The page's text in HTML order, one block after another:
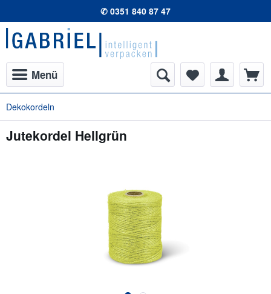
✆ 0351 840 87 47
Menü
Dekokordeln
Jutekordel Hellgrün